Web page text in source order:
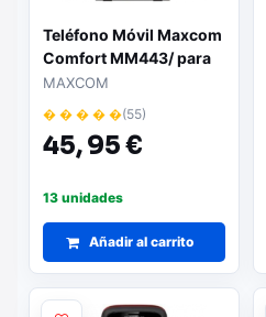
Teléfono Móvil Maxcom
Comfort MM443/ para
Personas Mayores/ 4G/
MAXCOM
� � � � �(55)
45,95 €
13 unidades
Añadir al carrito